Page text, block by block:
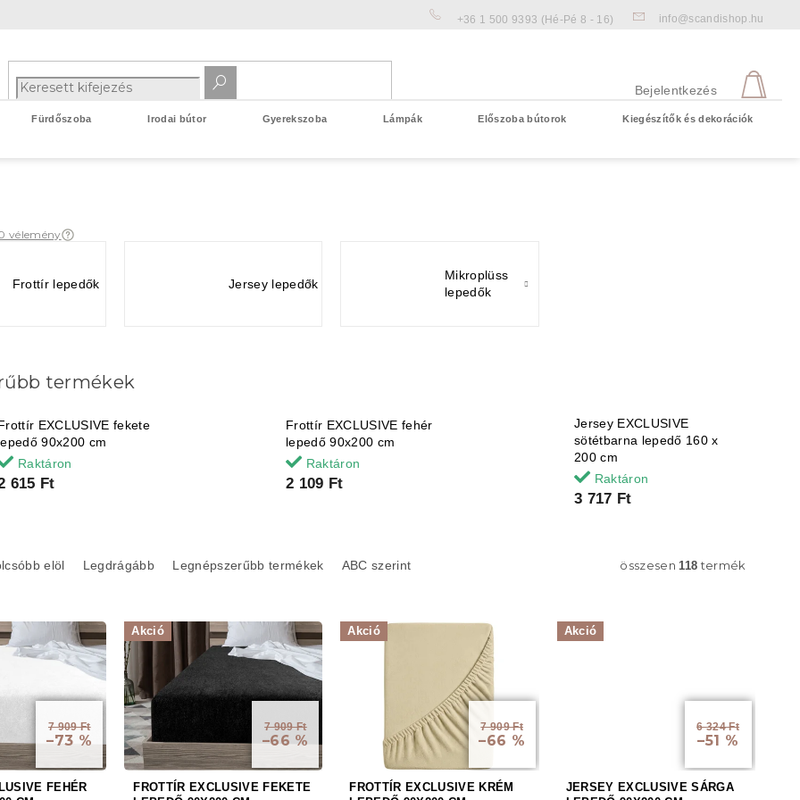
+36 1 500 9393 (Hé-Pé 8 - 16) info@scandishop.hu
Bejelentkezés
Fürdőszoba Irodai bútor Gyerekszoba Lámpák Előszoba bútorok Kiegészítők és dekorációk
vélemény
Frottír lepedők Jersey lepedők
Mikroplüss
lepedők
termékek
EXCLUSIVE fekete
90x200 cm
Raktáron
615 Ft
Frottír EXCLUSIVE fehér
lepedő 90x200 cm
Raktáron
2 109 Ft
Jersey EXCLUSIVE
sötétbarna lepedő 160 x
200 cm
Raktáron
3 717 Ft
elöl Legdrágább Legnépszerűbb termékek ABC szerint összesen 118 termék
7 909 Ft
–73 %
FEHÉR
Akció
7 909 Ft
–66 %
FROTTÍR EXCLUSIVE FEKETE
Akció
7 909 Ft
–66 %
FROTTÍR EXCLUSIVE KRÉM
Akció
6 324 Ft
–51 %
JERSEY EXCLUSIVE SÁRGA